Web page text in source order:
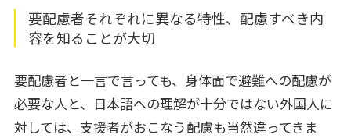
要配慮者それぞれに異なる特性、配慮すべき内
容を知ることが大切
要配慮者と一言で言っても、身体面で避難への配慮が
必要な人と、日本語への理解が十分ではない外国人に
対しては、支援者がおこなう配慮も当然違ってきま